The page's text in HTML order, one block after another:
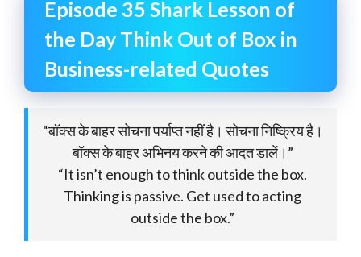
Episode 35 Shark Lesson of
the Day Think Out of Box in
Business-related Quotes
“बॉक्स के बाहर सोचना पर्याप्त नहीं है। सोचना निष्क्रिय है।
बॉक्स के बाहर अभिनय करने की आदत डालें।”
“It isn’t enough to think outside the box.
Thinking is passive. Get used to acting
outside the box.”